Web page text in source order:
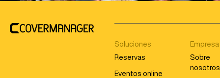
Soluciones
Reservas
Eventos online
Empresa
Sobre
nosotros